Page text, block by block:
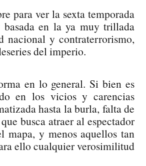
para ver la sexta temporada
basada en la ya muy trillada
nacional y contraterrorismo,
del imperio.
en lo general. Si bien es
en los vicios y carencias
hasta la burla, falta de
busca atraer al espectador
mapa, y menos aquellos tan
ello cualquier verosimilitud